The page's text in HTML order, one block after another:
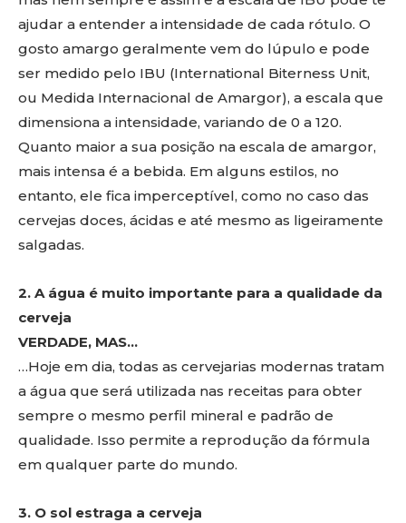
ajudar a entender a intensidade de cada rótulo. O
gosto amargo geralmente vem do lúpulo e pode
ser medido pelo IBU (International Biterness Unit,
ou Medida Internacional de Amargor), a escala que
dimensiona a intensidade, variando de 0 a 120.
Quanto maior a sua posição na escala de amargor,
mais intensa é a bebida. Em alguns estilos, no
entanto, ele fica imperceptível, como no caso das
cervejas doces, ácidas e até mesmo as ligeiramente
salgadas.
2. A água é muito importante para a qualidade da
cerveja
VERDADE, MAS…
…Hoje em dia, todas as cervejarias modernas tratam
a água que será utilizada nas receitas para obter
sempre o mesmo perfil mineral e padrão de
qualidade. Isso permite a reprodução da fórmula
em qualquer parte do mundo.
3. O sol estraga a cerveja